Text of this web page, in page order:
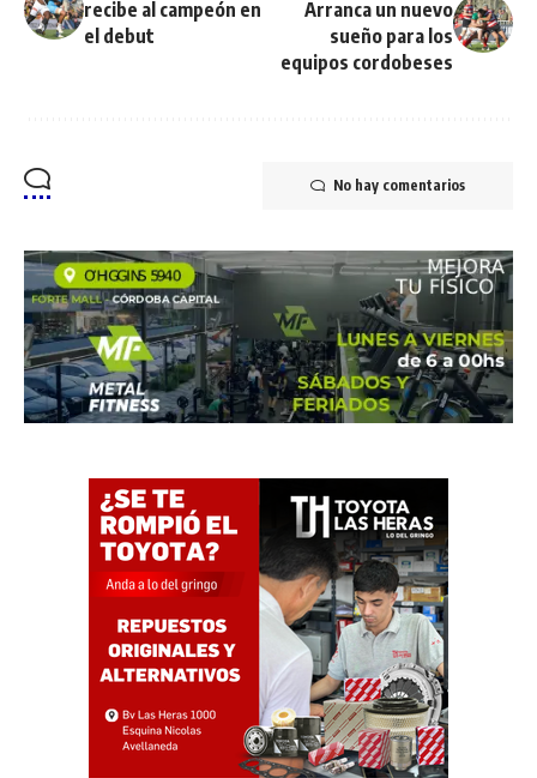
recibe al campeón en
el debut
Arranca un nuevo
sueño para los
equipos cordobeses
No hay comentarios